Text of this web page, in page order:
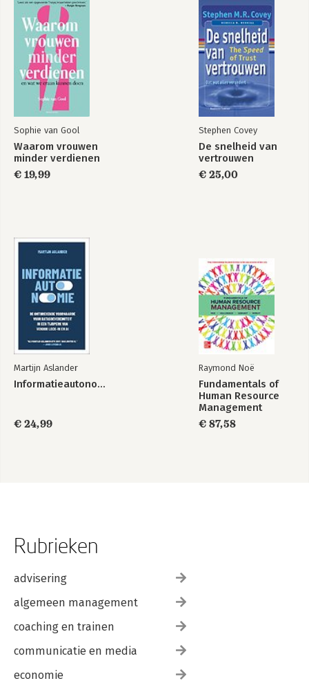
Sophie van Gool
Waarom vrouwen
minder verdienen
€ 19,99
Stephen Covey
De snelheid van
vertrouwen
€ 25,00
Martijn Aslander
Informatieautonomie
€ 24,99
Raymond Noë
Fundamentals of
Human Resource
Management
€ 87,58
Rubrieken
advisering
algemeen management
coaching en trainen
communicatie en media
economie